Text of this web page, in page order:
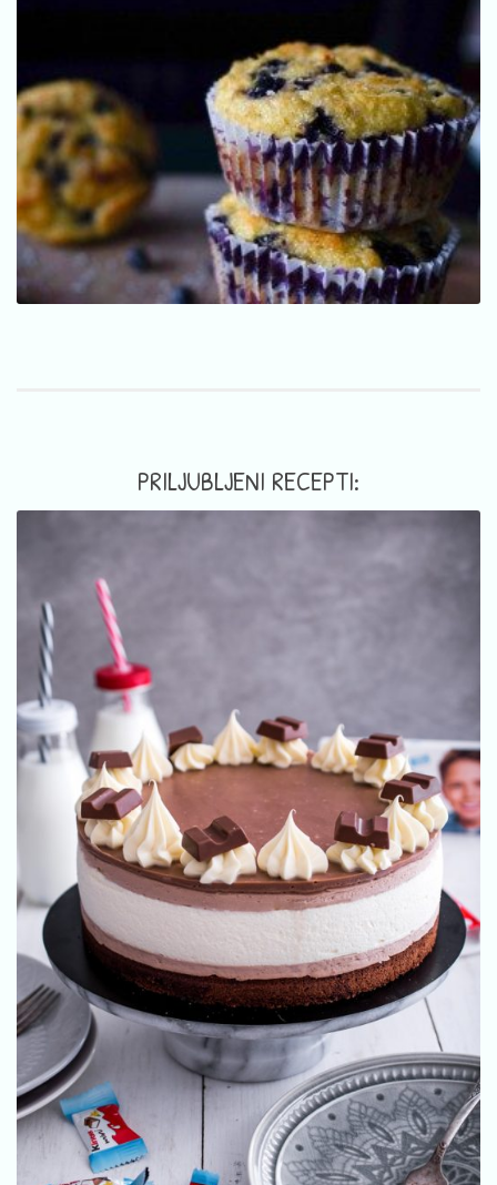
PRILJUBLJENI RECEPTI: